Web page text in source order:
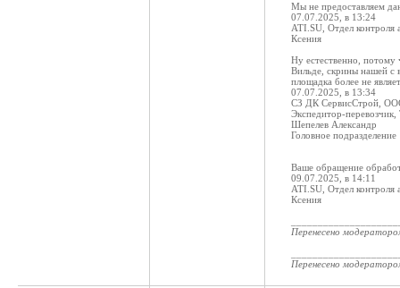
Мы не предоставляем
07.07.2025, в 13:24
ATI.SU, Отдел контроля
Ксения
Ну естественно,
Вильде, скрины нашей с
площадка более не
07.07.2025, в 13:34
СЗ ДК СервисСтрой,
Экспедитор-перевозчик,
Шепелев Александр
Головное подразделение
Ваше обращение
09.07.2025, в 14:11
ATI.SU, Отдел контроля
Ксения
Перенесено
Перенесено